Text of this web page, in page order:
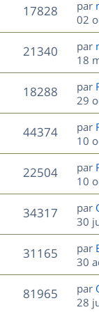
e
s
n
i
e
r
m
e
s
s
a
g
e
17828V
u
s
D
e
r
n
i
e
r
m
e
s
s
a
g
e
par
02
21340V
u
e
D
e
r
n
i
e
r
m
e
s
s
a
g
e
par
18
18288V
u
D
e
r
n
i
e
r
m
e
s
s
a
g
e
par
29
44374V
u
s
D
e
r
n
i
e
r
m
e
s
s
a
g
e
par
10
22504V
u
D
e
r
n
i
e
r
m
e
s
s
par
10
34317V
u
D
e
r
n
i
e
r
m
par
30
31165V
u
D
e
r
n
i
par
30
81965V
D
e
par
28